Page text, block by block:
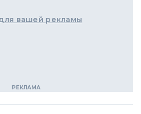
вашей рекламы